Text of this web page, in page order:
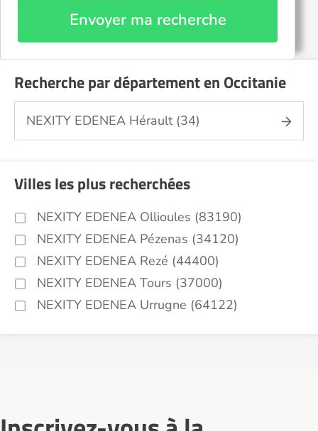
Envoyer ma recherche
Recherche par département en Occitanie
NEXITY EDENEA Hérault (34)
Villes les plus recherchées
NEXITY EDENEA Ollioules (83190)
NEXITY EDENEA Pézenas (34120)
NEXITY EDENEA Rezé (44400)
NEXITY EDENEA Tours (37000)
NEXITY EDENEA Urrugne (64122)